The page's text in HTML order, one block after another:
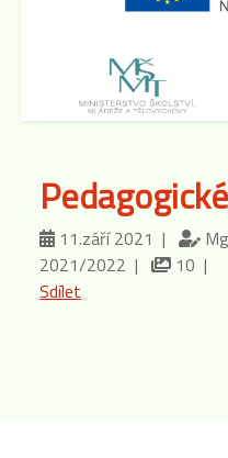
11.září 2021 |
2021/2022 |
10 |
Sdílet